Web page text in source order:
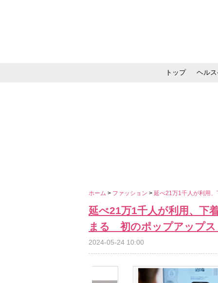
トップ ヘル
ホーム > ファッション > 延べ21万1千人が利用
延べ21万1千人が利用、下
まる 初のポップアップス
2024-05-24 10:00